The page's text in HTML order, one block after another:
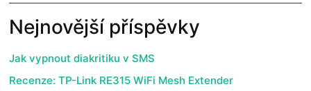
Nejnovější příspěvky
Jak vypnout diakritiku v SMS
Recenze: TP-Link RE315 WiFi Mesh Extender